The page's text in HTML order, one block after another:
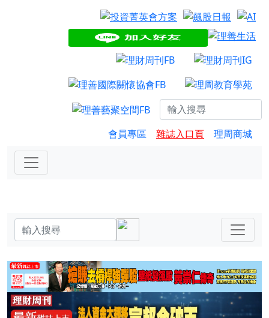
會員專區 雜誌入口頁 理周商城